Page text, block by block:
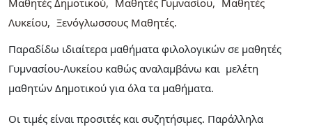
Μαθητές Δημοτικού Μαθητές Γυμνασίου
Μαθητές
Λυκείου
Ξενόγλωσσους Μαθητές
Παραδίδω ιδιαίτερα μαθήματα φιλολογικών σε μαθητές
Γυμνασίου-Λυκείου καθώς αναλαμβάνω και μελέτη
μαθητών Δημοτικού για όλα τα μαθήματα.
Οι τιμές είναι προσιτές και συζητήσιμες. Παράλληλα